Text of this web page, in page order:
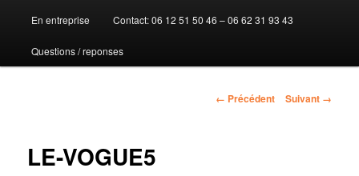
au
contenu
En entreprise Contact: 06 12 51 50 46 – 06 62 31 93 43
Questions / reponses
Navigation
← Précédent Suivant →
LE-VOGUE5